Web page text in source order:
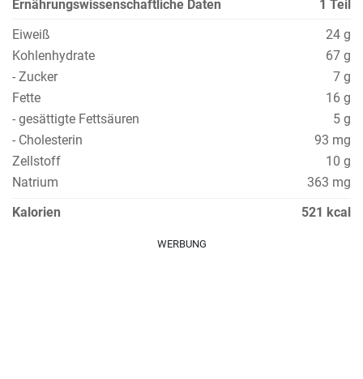
Ernährungswissenschaftliche Daten
1 Teil
Eiweiß
24 g
Kohlenhydrate
67 g
- Zucker
7 g
Fette
16 g
- gesättigte Fettsäuren
5 g
- Cholesterin
93 mg
Zellstoff
10 g
Natrium
363 mg
Kalorien
521 kcal
WERBUNG